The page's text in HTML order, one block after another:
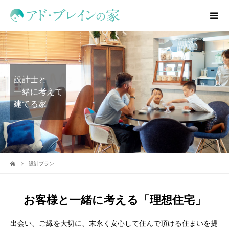
設計士と
一緒に考えて
建てる家
設計プラン
お客様と一緒に考える「理想住宅」
出会い、ご縁を大切に、末永く安心して住んで頂ける住まいを提